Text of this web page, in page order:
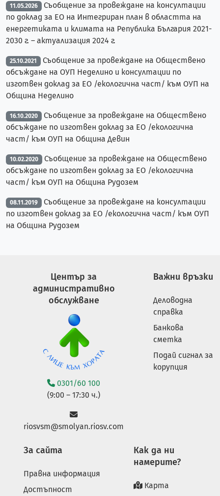
11.05.2026
Съобщение за провеждане на консултации
по доклад за ЕО на Интегриран план в областта на
енергетиката и климата на Република България 2021-
2030 г. – актуализация 2024 г.
25.10.2021
Съобщение за провеждане на Обществено
обсъждане на ОУП Неделино и консултации по
изготвен доклад за ЕО /екологична част/ към ОУП на
Община Неделино
16.10.2020
Съобщение за провеждане на Обществено
обсъждане по изготвен доклад за ЕО /екологична
част/ към ОУП на Община Девин
10.02.2020
Съобщение за провеждане на Обществено
обсъждане по изготвен доклад за ЕО /екологична
част/ към ОУП на Община Рудозем
08.11.2019
Съобщение за провеждане на консултации
по изготвен доклад за ЕО /екологична част/ към ОУП
на Община Рудозем
Център за
административно
обслужване
0301/60 100
(9:00 – 17:30 ч.)
riosvsm@smolyan.riosv.com
Важни връзки
Деловодна
справка
Банкова
сметка
Подай сигнал за
корупция
За сайта
Правна информация
Достъпност
Как да ни
намерите?
Карта